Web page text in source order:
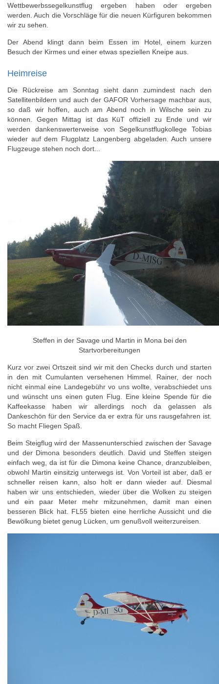
Wettbewerbssegelkunstflug ergeben haben oder ergeben
werden. Auch die Vorschläge für die neuen Kürfiguren bekommen
wir zu sehen.
Der Abend klingt dann beim Essen im Hotel, einem kurzen
Besuch der Kirmes und einer etwas speziellen Kneipe aus.
Heimreise
Die Rückreise am Sonntag sieht dann zumindest nach den
Satellitenbildern und auch der GAFOR Vorhersage machbar aus,
so daß wir hoffen, auch am Abend noch in Wilsche sein zu
können. Gegen Mittag ist das KüT offiziell zu Ende und wir
werden dankenswerterweise von Segelkunstflugkollege Tobias
wieder auf dem Flugplatz Langenberg abgeladen. Auch unsere
Flugzeuge stehen noch dort...
Steffen in der Savage und Martin in Mona bei den
Startvorbereitungen
Kurz vor zwei Ortszeit sind wir mit den Checks durch und starten
in den mit Cumulanten versehenen Himmel. Rainer, der noch
nicht einmal eine Landegebühr vo uns wollte, verabschiedet uns
und wünscht uns einen guten Flug. Eine kleine Spende für die
Kaffeekasse haben wir allerdings noch da gelassen als
Dankeschön für den Service da er extra für uns rausgefahren ist.
So macht Fliegen Spaß.
Beim Steigflug wird der Massenunterschied zwischen der Savage
und der Dimona besonders deutlich. David und Steffen steigen
einfach weg, da ist für die Dimona keine Chance, dranzubleiben,
obwohl Martin einsitzig unterwegs ist. Von Vorteil ist aber, daß er
schneller reisen kann, also holt er dann wieder auf. Diesmal
haben wir uns entschieden, wieder über die Wolken zu steigen
und ein paar Meter mehr mitzunehmen, damit man einen
besseren Blick hat. FL55 bieten eine herrliche Aussicht und die
Bewölkung bietet genug Lücken, um genußvoll weiterzureisen.